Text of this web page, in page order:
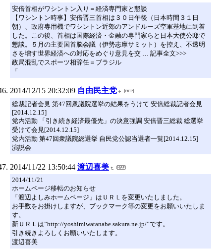
安倍首相がワシントン入り＝経済専門家と懇談
【ワシントン時事】安倍晋三首相は３０日午後（日本時間３１日
朝）、政府専用機でワシントン近郊のアンドルーズ空軍基地に到着
した。この後、首相は国際経済・金融の専門家らと日本大使公邸で
懇談。５月の主要国首脳会議（伊勢志摩サミット）を控え、不透明
さを増す世界経済への対応をめぐり意見を交 … 記事全文>>>
政局混乱でスポーツ相辞任＝ブラジル
「
2014/12/15 20:32:09 自由民主党
総裁記者会見 第47回衆議院選挙の結果をうけて 安倍総裁記者会見
[2014.12.15]
党内活動 「引き続き経済最優先」の決意強調 安倍晋三総裁 総選挙
受けて会見[2014.12.15]
党内活動 第47回衆議院総選挙 自民党公認当選者一覧[2014.12.15]
演説会
2014/11/22 13:50:44 渡辺喜美
2014/11/21
ホームページ移転のお知らせ
「渡辺よしみホームページ」はＵＲＬを変更いたしました。
お手数をお掛けしますが、ブックマーク等の変更をお願いいたしま
す。
新ＵＲＬは”http://yoshimiwatanabe.sakura.ne.jp/”です。
引き続きよろしくお願いいたします。
渡辺喜美